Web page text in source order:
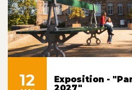
12
Exposition -
2027"